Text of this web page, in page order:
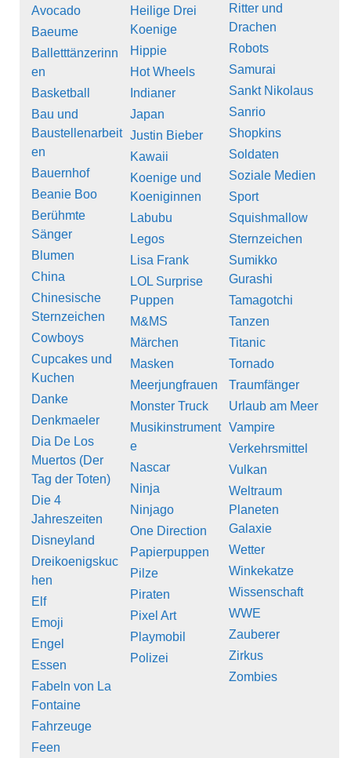
Avocado
Baeume
Balletttänzerinn
en
Basketball
Bau und
Baustellenarbeit
en
Bauernhof
Beanie Boo
Berühmte
Sänger
Blumen
China
Chinesische
Sternzeichen
Cowboys
Cupcakes und
Kuchen
Danke
Denkmaeler
Dia De Los
Muertos (Der
Tag der Toten)
Die 4
Jahreszeiten
Disneyland
Dreikoenigskuc
hen
Elf
Emoji
Engel
Essen
Fabeln von La
Fontaine
Fahrzeuge
Feen
Heilige Drei
Koenige
Hippie
Hot Wheels
Indianer
Japan
Justin Bieber
Kawaii
Koenige und
Koeniginnen
Labubu
Legos
Lisa Frank
LOL Surprise
Puppen
M&MS
Märchen
Masken
Meerjungfrauen
Monster Truck
Musikinstrument
e
Nascar
Ninja
Ninjago
One Direction
Papierpuppen
Pilze
Piraten
Pixel Art
Playmobil
Polizei
Ritter und
Drachen
Robots
Samurai
Sankt Nikolaus
Sanrio
Shopkins
Soldaten
Soziale Medien
Sport
Squishmallow
Sternzeichen
Sumikko
Gurashi
Tamagotchi
Tanzen
Titanic
Tornado
Traumfänger
Urlaub am Meer
Vampire
Verkehrsmittel
Vulkan
Weltraum
Planeten
Galaxie
Wetter
Winkekatze
Wissenschaft
WWE
Zauberer
Zirkus
Zombies